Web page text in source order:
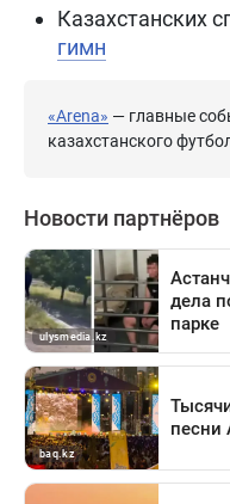
Казахстанских
гимн
«Arena» — главные
казахстанского